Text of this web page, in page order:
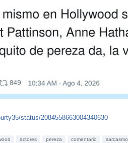
status/2084558663004340630
actores pereza comentario sarcasmo